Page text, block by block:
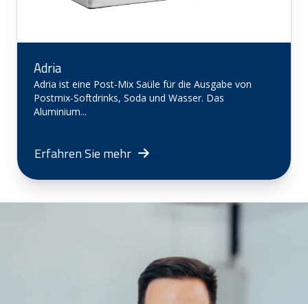
Adria
Adria ist eine Post-Mix Saüle für die Ausgabe von
Postmix-Softdrinks, Soda und Wasser. Das
Aluminium...
Erfahren Sie mehr